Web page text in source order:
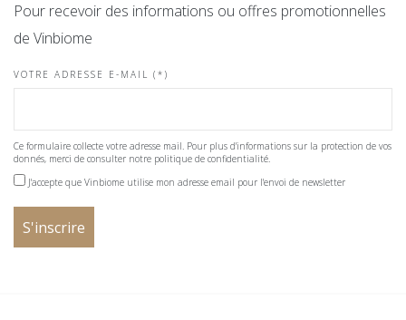
Pour recevoir des informations ou offres promotionnelles
de Vinbiome
VOTRE ADRESSE E-MAIL (*)
Ce formulaire collecte votre adresse mail. Pour plus d'informations sur la protection de vos
donnés, merci de consulter notre politique de confidentialité.
J'accepte que Vinbiome utilise mon adresse email pour l'envoi de newsletter